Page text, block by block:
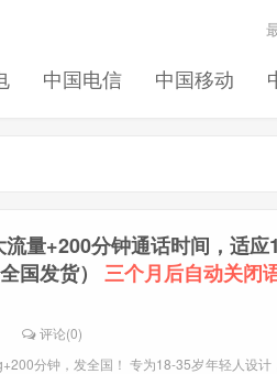
中国电信 中国移动
量+200分钟通话时间，适应
国发货） 三个月后自动关闭
评论(0)
分钟，发全国！ 专为18-35岁年轻人设计